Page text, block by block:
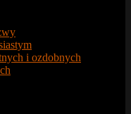
i ozdobnych